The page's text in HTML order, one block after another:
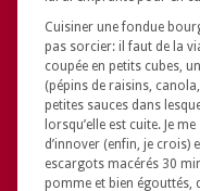
Cuisiner une fondue
pas sorcier: il faut de la
coupée en petits cubes,
(pépins de raisins,
petites sauces dans
lorsqu’elle est cuite. Je
d’innover (enfin, je crois)
escargots macérés 30
pomme et bien égouttés,